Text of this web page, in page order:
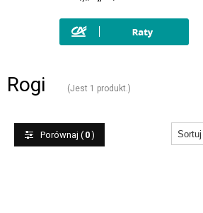
Rogi (Jest 1 produkt.)
Porównaj ( 0)